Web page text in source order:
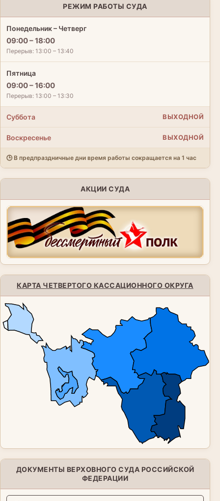
РЕЖИМ РАБОТЫ СУДА
Понедельник – Четверг
09:00 – 18:00
Перерыв: 13:00 – 13:40
Пятница
09:00 – 16:00
Перерыв: 13:00 – 13:30
Суббота ВЫХОДНОЙ
Воскресенье ВЫХОДНОЙ
🕒 В предпраздничные дни время работы сокращается на 1 час
АКЦИИ СУДА
КАРТА ЧЕТВЕРТОГО КАССАЦИОННОГО ОКРУГА
ДОКУМЕНТЫ ВЕРХОВНОГО СУДА РОССИЙСКОЙ
ФЕДЕРАЦИИ